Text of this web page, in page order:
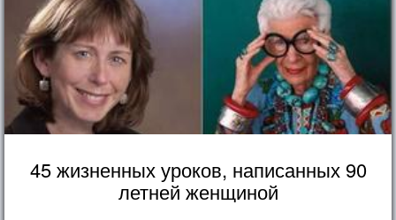
45 жизненных уроков, написанных 90
летней женщиной